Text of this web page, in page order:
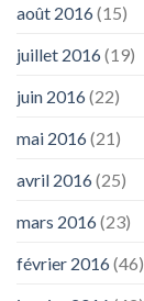
août 2016(15)
juillet 2016(19)
juin 2016(22)
mai 2016(21)
avril 2016(25)
mars 2016(23)
février 2016(46)